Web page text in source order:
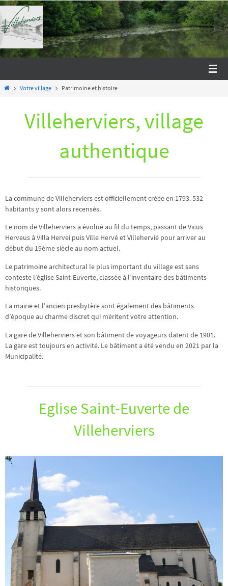
Passer
vers
le
contenu
HomeVotre village Patrimoine et histoire
Villeherviers, village
authentique
La commune de Villeherviers est officiellement créée en 1793. 532
habitants y sont alors recensés.
Le nom de Villeherviers a évolué au fil du temps, passant de Vicus
Herveus à Villa Hervei puis Ville Hervé et Villehervié pour arriver au
début du 19ème siècle au nom actuel.
Le patrimoine architectural le plus important du village est sans
conteste l’église Saint-Euverte, classée à l’inventaire des bâtiments
historiques.
La mairie et l’ancien presbytère sont également des bâtiments
d’époque au charme discret qui méritent votre attention.
La gare de Villeherviers et son bâtiment de voyageurs datent de 1901.
La gare est toujours en activité. Le bâtiment a été vendu en 2021 par la
Municipalité.
Eglise Saint-Euverte de
Villeherviers